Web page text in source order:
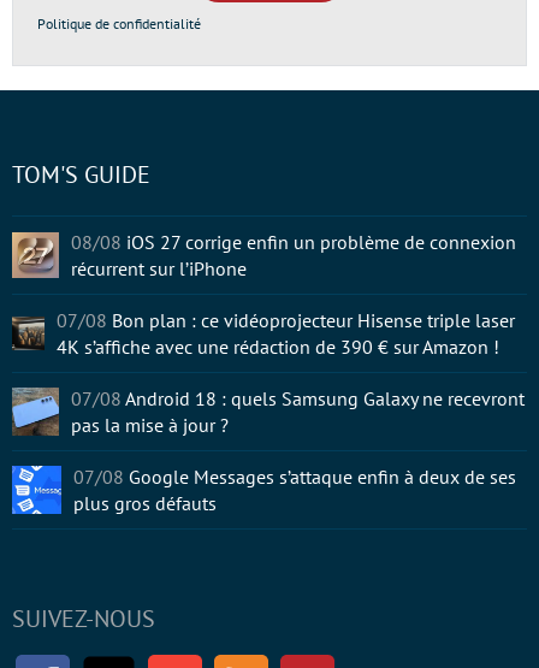
Politique de confidentialité
SUIVEZ-NOUS
TOM'S GUIDE
08/08 iOS 27 corrige enfin un problème de connexion
récurrent sur l’iPhone
07/08 Bon plan : ce vidéoprojecteur Hisense triple laser
4K s’affiche avec une rédaction de 390 € sur Amazon !
07/08 Android 18 : quels Samsung Galaxy ne recevront
pas la mise à jour ?
07/08 Google Messages s’attaque enfin à deux de ses
plus gros défauts